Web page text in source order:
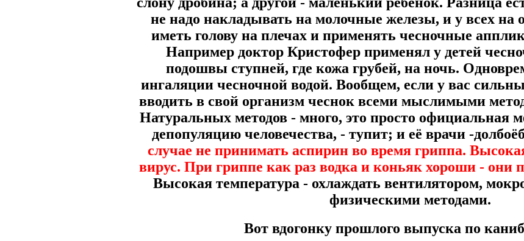
не надо накладывать на молочные железы, и у всех на
иметь голову на плечах и применять чесночные
Например доктор Кристофер применял у детей
подошвы ступней, где кожа грубей, на ночь.
ингаляции чесночной водой. Вообщем, если у вас
вводить в свой организм чеснок всеми мыслимыми
Натуральных методов - много, это просто официальная
депопуляцию человечества, - тупит; и её врачи -
случае не принимать аспирин во время гриппа.
вирус. При гриппе как раз водка и коньяк хороши - они
Высокая температура - охлаждать вентилятором,
физическими методами.
Вот вдогонку прошлого выпуска по